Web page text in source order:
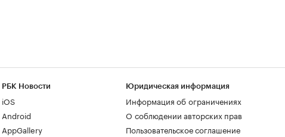
РБК Новости
iOS
Android
AppGallery
Юридическая информация
Информация об ограничениях
О соблюдении авторских прав
Пользовательское соглашение